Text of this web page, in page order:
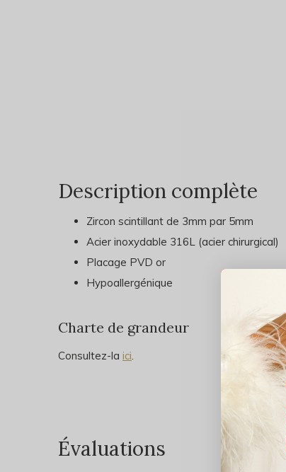
Description complète
Zircon scintillant de 3mm par 5mm
Acier inoxydable 316L (acier chirurgical)
Placage PVD or
Hypoallergénique
Charte de grandeur
Consultez-la ici.
Évaluations